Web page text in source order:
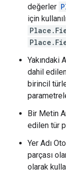
değerler
için
Yakındaki
dahil
birincil
Bir Metin
edilen tür
Yer Adı
parçası
olarak